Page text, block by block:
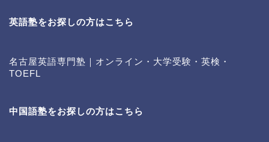
英語塾をお探しの方はこちら
名古屋英語専門塾｜オンライン・大学受験・英検・
TOEFL
中国語塾をお探しの方はこちら